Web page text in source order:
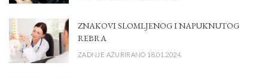
ZNAKOVI SLOMLJENOG I NAPUKNUTOG
REBRA
ZADNJE AŽURIRANO 18.01.2024.